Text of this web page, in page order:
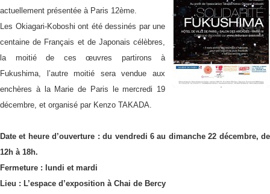
actuellement présentée à Paris 12ème.
Les Okiagari-Koboshi ont été dessinés par une
centaine de Français et de Japonais célèbres,
la moitié de ces œuvres partirons à
Fukushima, l’autre moitié sera vendue aux
enchères à la Marie de Paris le mercredi 19
décembre, et organisé par Kenzo TAKADA.
Date et heure d’ouverture : du vendredi 6 au dimanche 22 décembre, de
12h à 18h.
Fermeture : lundi et mardi
Lieu : L’espace d’exposition à Chai de Bercy